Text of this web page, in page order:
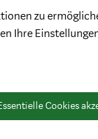
zu
Ihre
Cookies